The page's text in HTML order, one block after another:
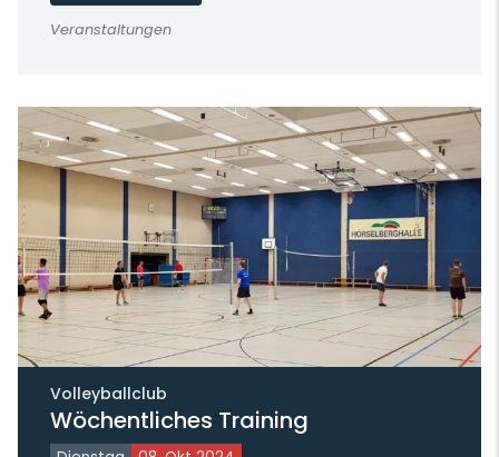
Veranstaltungen
Volleyballclub
Wöchentliches Training